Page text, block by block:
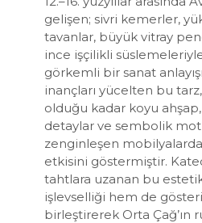
gelişen; sivri kemerler,
tavanlar, büyük vitray
ince işçilikli
görkemli bir sanat
inançları yücelten bu
olduğu kadar koyu
detaylar ve sembolik
zenginleşen
etkisini göstermiştir.
tahtlara uzanan bu
işlevselliği hem de
birleştirerek Orta Çağ’ın